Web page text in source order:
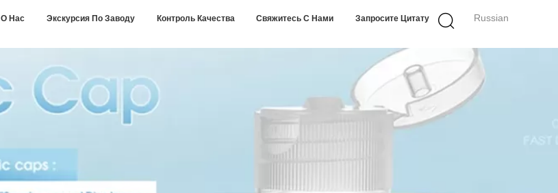
Russian
О Нас Экскурсия По Заводу Контроль Качества Свяжитесь С Нами Запросите Цитату